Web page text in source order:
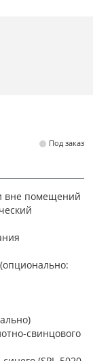
Под заказ
вне помещений
свинцового